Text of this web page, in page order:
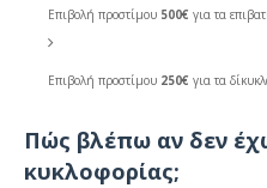
Επιβολή προστίμου 500€ για τα
Επιβολή προστίμου 250€ για τα
Πώς βλέπω αν δεν
κυκλοφορίας;